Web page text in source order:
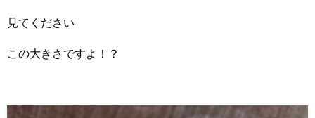
見てください
この大きさですよ！？